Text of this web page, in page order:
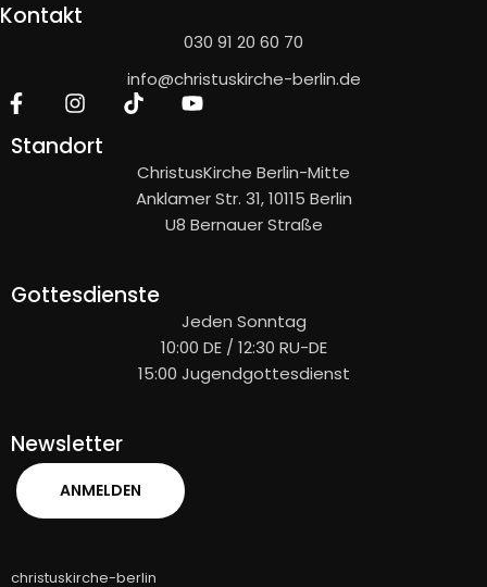
Kontakt
030 91 20 60 70
info@christuskirche-berlin.de
Standort
ChristusKirche Berlin-Mitte
Anklamer Str. 31, 10115 Berlin
U8 Bernauer Straße
Gottesdienste
Jeden Sonntag
10:00 DE / 12:30 RU-DE
15:00 Jugendgottesdienst
Newsletter
ANMELDEN
christuskirche-berlin